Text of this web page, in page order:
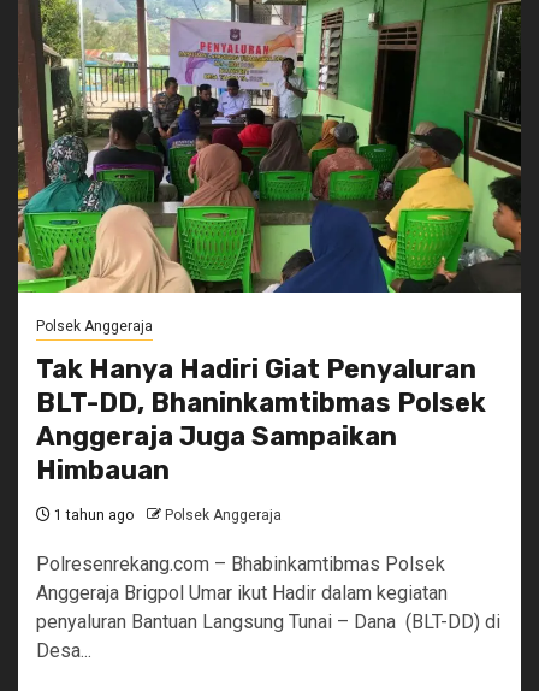
Polsek Anggeraja
Tak Hanya Hadiri Giat Penyaluran
BLT-DD, Bhaninkamtibmas Polsek
Anggeraja Juga Sampaikan
Himbauan
1 tahun ago Polsek Anggeraja
Polresenrekang.com – Bhabinkamtibmas Polsek
Anggeraja Brigpol Umar ikut Hadir dalam kegiatan
penyaluran Bantuan Langsung Tunai – Dana (BLT-DD) di
Desa...